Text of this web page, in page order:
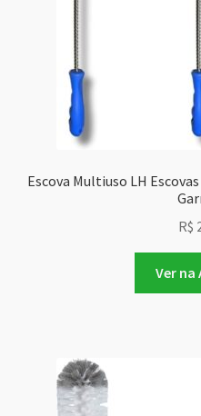
Escova Multiuso LH
R$
Ver na